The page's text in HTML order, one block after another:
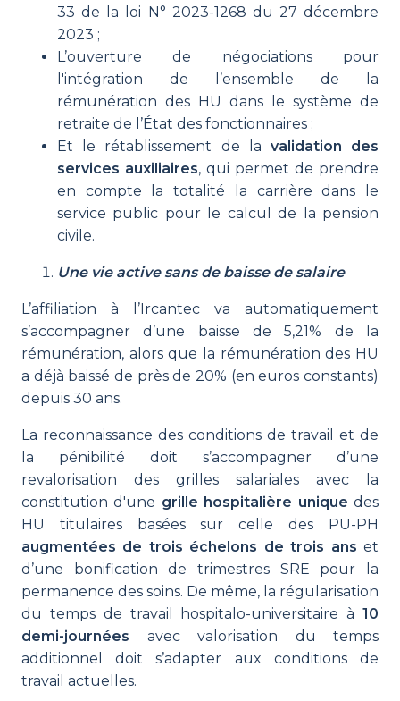
33 de la loi N° 2023-1268 du 27 décembre
2023 ;
L’ouverture de négociations pour
l'intégration de l’ensemble de la
rémunération des HU dans le système de
retraite de l’État des fonctionnaires ;
Et le rétablissement de la validation des
services auxiliaires, qui permet de prendre
en compte la totalité la carrière dans le
service public pour le calcul de la pension
civile.
Une vie active sans de baisse de salaire
L’affiliation à l’Ircantec va automatiquement
s’accompagner d’une baisse de 5,21% de la
rémunération, alors que la rémunération des HU
a déjà baissé de près de 20% (en euros constants)
depuis 30 ans.
La reconnaissance des conditions de travail et de
la pénibilité doit s’accompagner d’une
revalorisation des grilles salariales avec la
constitution d'une grille hospitalière unique des
HU titulaires basées sur celle des PU-PH
augmentées de trois échelons de trois ans et
d’une bonification de trimestres SRE pour la
permanence des soins. De même, la régularisation
du temps de travail hospitalo-universitaire à 10
demi-journées avec valorisation du temps
additionnel doit s’adapter aux conditions de
travail actuelles.